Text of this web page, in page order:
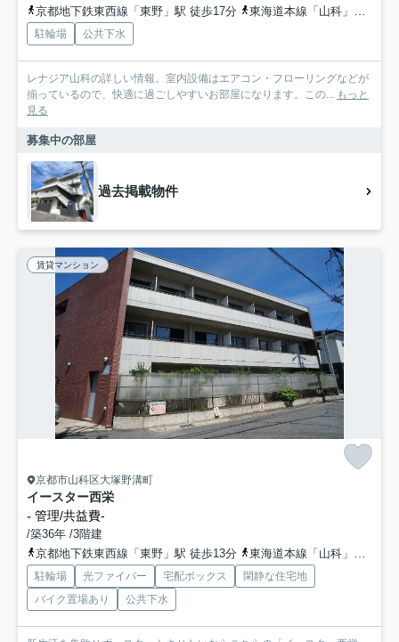
京都地下鉄東西線「東野」駅 徒歩17分
東海道本線「山科」駅 徒歩20分
駐輪場 公共下水
レナジア山科の詳しい情報。室内設備はエアコン・フローリングなどが
揃っているので、快適に過ごしやすいお部屋になります。この... もっと
見る
募集中の部屋
過去掲載物件
賃貸マンション
京都市山科区大塚野溝町
イースター西栄
- 管理/共益費-
/築36年 /3階建
京都地下鉄東西線「東野」駅 徒歩13分
東海道本線「山科」駅 徒歩24分
駐輪場 光ファイバー 宅配ボックス
閑静な住宅地
バイク置場あり
公共下水